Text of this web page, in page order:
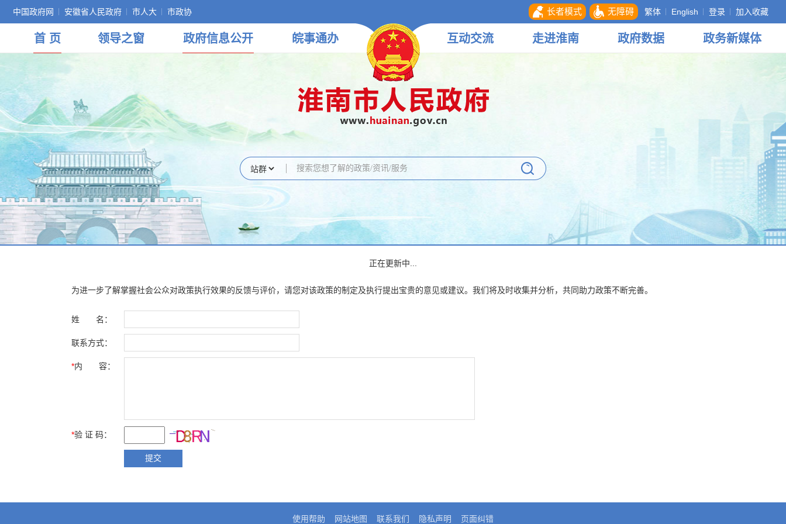
中国政府网 安徽省人民政府 市人大 市政协 长者模式 无障碍 繁体 English 登录 加入收藏
首 页 领导之窗 政府信息公开 皖事通办 互动交流 走进淮南 政府数据 政务新媒体
正在更新中...
为进一步了解掌握社会公众对政策执行效果的反馈与评价，请您对该政策的制定及执行提出宝贵的意见或建议。我们将及时收集并分析，共同助力政策不断完善。
姓 名：
联系方式：
*内 容：
*验 证 码：
使用帮助 网站地图 联系我们 隐私声明 页面纠错